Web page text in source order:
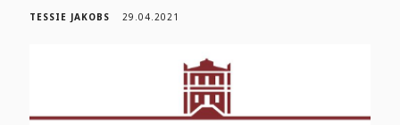
TESSIE JAKOBS 29.04.2021